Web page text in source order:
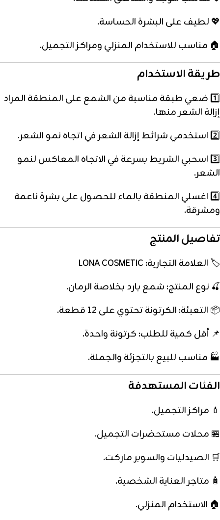
💖 لطيف على البشرة الحساسة.
🏠 مناسب للاستخدام المنزلي ومراكز التجميل.
طريقة الاستخدام
1️⃣ ضعي طبقة مناسبة من الشمع على المنطقة المراد
إزالة الشعر منها.
2️⃣ استخدمي شرائط إزالة الشعر في اتجاه نمو الشعر.
3️⃣ اسحبي الشريط بسرعة في الاتجاه المعاكس لنمو
الشعر.
4️⃣ اغسلي المنطقة بالماء للحصول على بشرة ناعمة
ومشرقة.
تفاصيل المنتج
🏷️ العلامة التجارية: LONA COSMETIC
🍒 نوع المنتج: شمع بارد بخلاصة الرمان.
📦 التعبئة: الكرتونة تحتوي على 12 قطعة.
📌 أقل كمية للطلب: كرتونة واحدة.
🏭 مناسب للبيع بالتجزئة والجملة.
الفئات المستهدفة
💄 مراكز التجميل.
🏪 محلات مستحضرات التجميل.
🛒 الصيدليات والسوبر ماركت.
🧴 متاجر العناية الشخصية.
🏠 الاستخدام المنزلي.